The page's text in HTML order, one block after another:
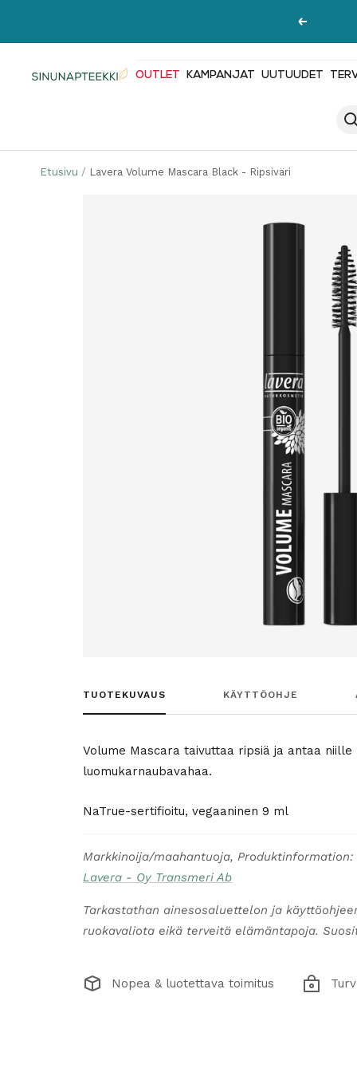
Edellinen
Sinunapteekki.fi OUTLET KAMPANJAT UUTUUDET
Etusivu Lavera Volume Mascara Black - Ripsiväri
TUOTEKUVAUS KÄYTTÖOHJE
Volume Mascara taivuttaa ripsiä ja antaa
luomukarnaubavahaa.
NaTrue-sertifioitu, vegaaninen 9 ml
Markkinoija/maahantuoja, Produktinformation:
Lavera - Oy Transmeri Ab
Tarkastathan ainesosaluettelon ja
ruokavaliota eikä terveitä elämäntapoja.
Nopea & luotettava toimitus